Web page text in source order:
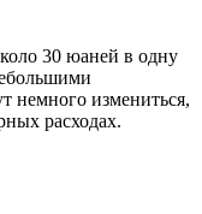
30 юаней в одну
немного измениться,
расходах.